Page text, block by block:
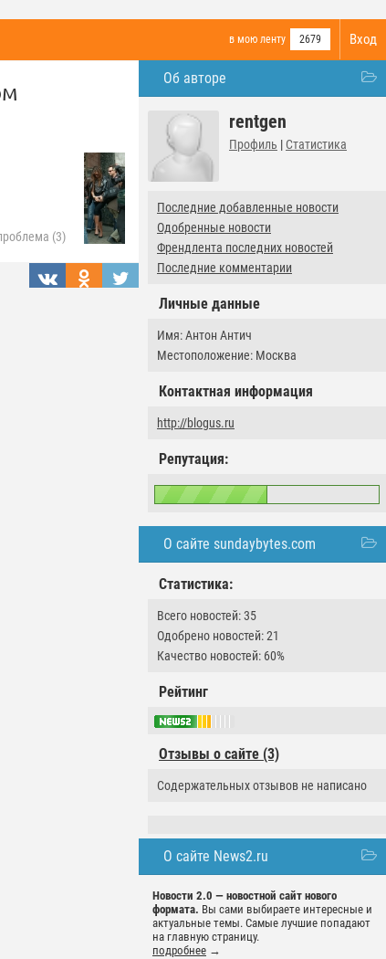
Вход
в мою ленту 2679
Об авторе
rentgen
Профиль | Статистика
Последние добавленные новости
Одобренные новости
Френдлента последних новостей
Последние комментарии
Личные данные
Имя: Антон Антич
Местоположение: Москва
Контактная информация
http://blogus.ru
Репутация:
О сайте sundaybytes.com
Статистика:
Всего новостей: 35
Одобрено новостей: 21
Качество новостей: 60%
Рейтинг
Отзывы о сайте (3)
Содержательных отзывов не написано
О сайте News2.ru
Новости 2.0 — новостной сайт нового
формата. Вы сами выбираете интересные и
актуальные темы. Самые лучшие попадают
на главную страницу.
подробнее →
(3)